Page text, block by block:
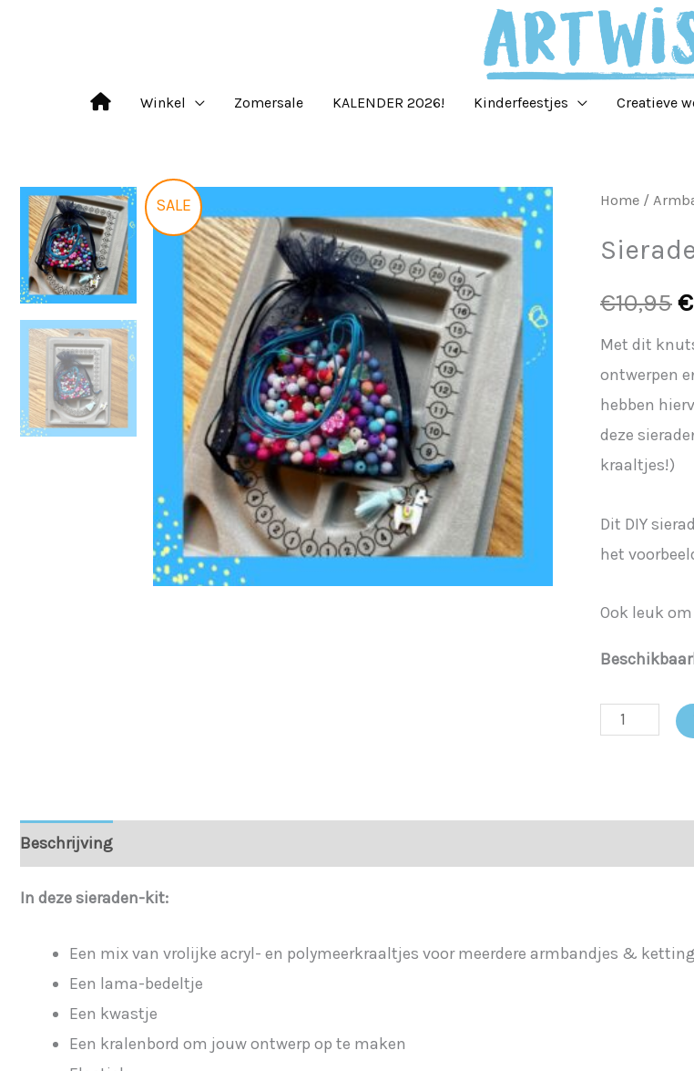
Winkel Zomersale KALENDER 2026! Kinderfeestjes Creatieve
SALE Home /
€10,95€
Met dit
ontwerpen
hebben
deze
kraaltjes!)
Dit DIY
het
Ook leuk
Sieradenkit
lama
aantal
Beschrijving
In deze sieraden-kit:
Een mix van vrolijke acryl- en polymeerkraaltjes voor meerdere armbandjes &
Een lama-bedeltje
Een kwastje
Een kralenbord om jouw ontwerp op te maken